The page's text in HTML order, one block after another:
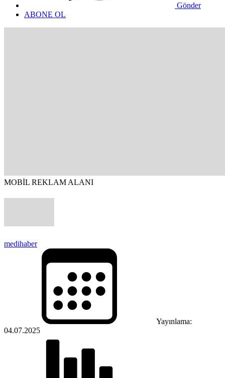
Gönder
ABONE OL
MOBİL REKLAM ALANI
medihaber
Yayınlama:
04.07.2025